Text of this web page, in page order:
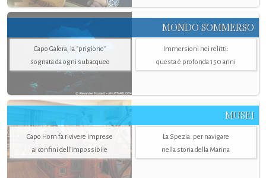
MONDO SOMMERSO
Capo Galera, la "prigione"
sognata da ogni subacqueo
Immersioni nei relitti:
questa è profonda 150 anni
MUSEI
Capo Horn fa rivivere imprese
ai confini dell’impossibile
La Spezia. per navigare
nella storia della Marina